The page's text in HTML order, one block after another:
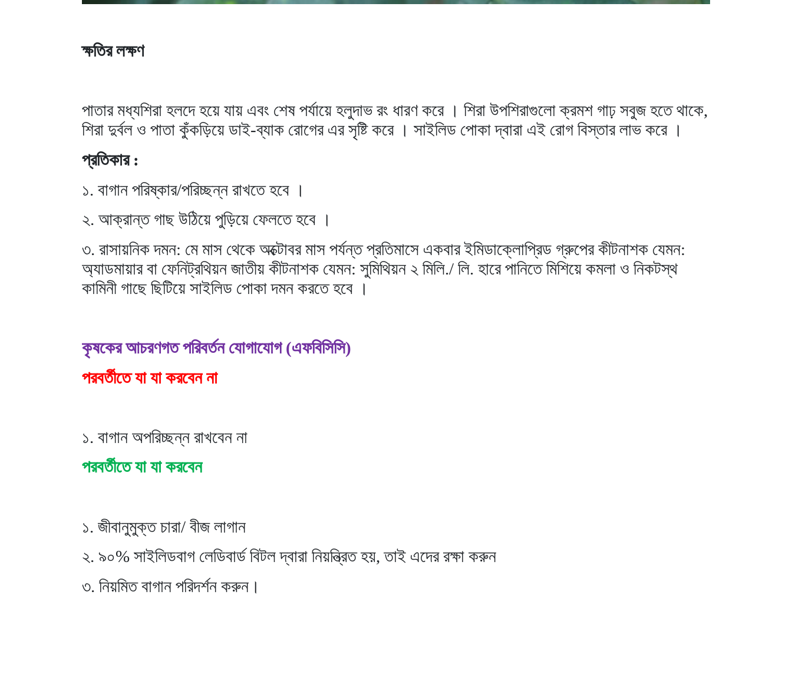
ক্ষতির লক্ষণ
পাতার মধ্যশিরা হলদে হয়ে যায় এবং শেষ পর্যায়ে হলুদাভ রং ধারণ করে । শিরা উপশিরাগুলো ক্রমশ গাঢ় সবুজ হতে থাকে,
শিরা দুর্বল ও পাতা কুঁকড়িয়ে ডাই-ব্যাক রোগের এর সৃষ্টি করে । সাইলিড পোকা দ্বারা এই রোগ বিস্তার লাভ করে ।
প্রতিকার :
১. বাগান পরিষ্কার/পরিচ্ছন্ন রাখতে হবে ।
২. আক্রান্ত গাছ উঠিয়ে পুড়িয়ে ফেলতে হবে ।
৩. রাসায়নিক দমন: মে মাস থেকে অক্টোবর মাস পর্যন্ত প্রতিমাসে একবার ইমিডাক্লোপ্রিড গ্রুপের কীটনাশক যেমন:
অ্যাডমায়ার বা ফেনিট্রথিয়ন জাতীয় কীটনাশক যেমন: সুমিথিয়ন ২ মিলি./ লি. হারে পানিতে মিশিয়ে কমলা ও নিকটস্থ
কামিনী গাছে ছিটিয়ে সাইলিড পোকা দমন করতে হবে ।
কৃষকের আচরণগত পরিবর্তন যোগাযোগ (এফবিসিসি)
পরবর্তীতে যা যা করবেন না
১. বাগান অপরিচ্ছন্ন রাখবেন না
পরবর্তীতে যা যা করবেন
১. জীবানুমুক্ত চারা/ বীজ লাগান
২. ৯০% সাইলিডবাগ লেডিবার্ড বিটল দ্বারা নিয়ন্ত্রিত হয়, তাই এদের রক্ষা করুন
৩. নিয়মিত বাগান পরিদর্শন করুন।